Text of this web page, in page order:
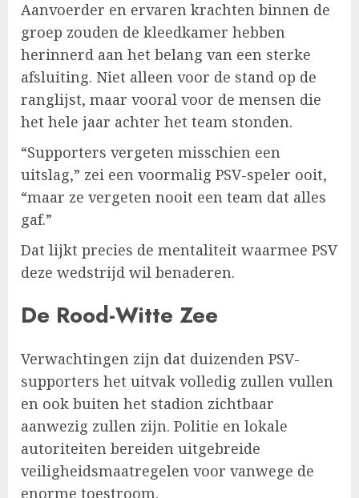
Aanvoerder en ervaren krachten binnen de
groep zouden de kleedkamer hebben
herinnerd aan het belang van een sterke
afsluiting. Niet alleen voor de stand op de
ranglijst, maar vooral voor de mensen die
het hele jaar achter het team stonden.
“Supporters vergeten misschien een
uitslag,” zei een voormalig PSV-speler ooit,
“maar ze vergeten nooit een team dat alles
gaf.”
Dat lijkt precies de mentaliteit waarmee PSV
deze wedstrijd wil benaderen.
De Rood-Witte Zee
Verwachtingen zijn dat duizenden PSV-
supporters het uitvak volledig zullen vullen
en ook buiten het stadion zichtbaar
aanwezig zullen zijn. Politie en lokale
autoriteiten bereiden uitgebreide
veiligheidsmaatregelen voor vanwege de
enorme toestroom.